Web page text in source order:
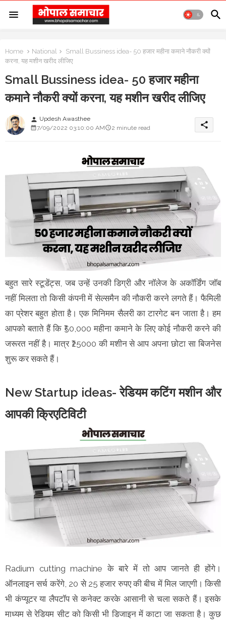
Home National
Small Bussiness idea- 50 हजार महीना कमाने नौकरी क्यों
करना, यह मशीन खरीद लीजिए
Small Bussiness idea- 50 हजार महीना
कमाने नौकरी क्यों करना, यह मशीन खरीद लीजिए
person Updesh Awasthee
7/09/2022 03:10:00 AM
2 minute read share
बहुत सारे स्टूडेंट्स, जब उन्हें उनकी डिग्री और नॉलेज के अकॉर्डिंग जॉब
नहीं मिलता तो किसी कंपनी में सेल्समैन की नौकरी करने लगते हैं। फैमिली
का प्रेशर बहुत होता है। एक मिनिमम सैलरी का टारगेट बन जाता है। हम
आपको बताते हैं कि ₹50,000 महीना कमाने के लिए कोई नौकरी करने की
जरूरत नहीं है। मात्र ₹25000 की मशीन से आप अपना छोटा सा बिजनेस
शुरू कर सकते हैं।
New Startup ideas- रेडियम कटिंग मशीन और
आपकी क्रिएटिविटी
Radium cutting machine के बारे में तो आप जानते ही होंगे।
ऑनलाइन सर्च करेंगे, 20 से 25 हजार रुपए की बीच में मिल जाएगी। किसी
भी कंप्यूटर या लैपटॉप से कनेक्ट करके आसानी से चला सकते हैं। इसके
माध्यम से रेडियम सीट को किसी भी डिजाइन में काटा जा सकता है। कुछ